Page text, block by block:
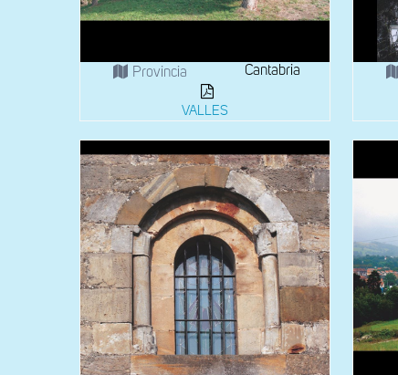
Provincia Cantabria
VALLES